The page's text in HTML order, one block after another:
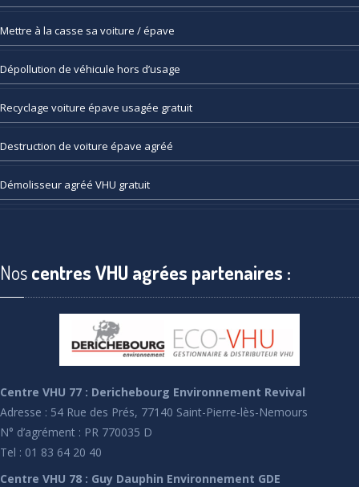
Mettre à la casse sa voiture / épave
Dépollution de véhicule hors d’usage
Recyclage voiture épave usagée gratuit
Destruction de voiture épave agréé
Démolisseur agréé VHU gratuit
Noscentres VHU agrées partenaires :
Centre VHU 77 : Derichebourg Environnement Revival
Adresse : 54 Rue des Prés, 77140 Saint-Pierre-lès-Nemours
N° d’agrément : PR 770035 D
Tel : 01 83 64 20 40
Centre VHU 78 : Guy Dauphin Environnement GDE